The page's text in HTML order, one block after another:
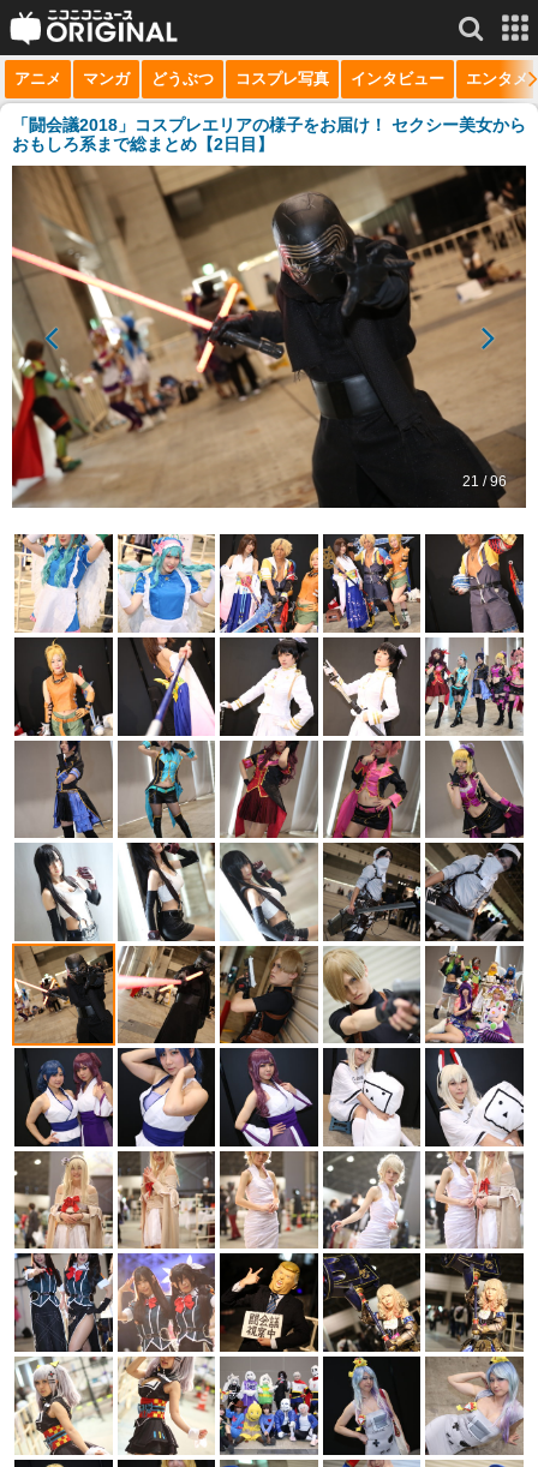
サービス一覧 もっと見る
niconico
動画
生放送
ニュース
チャンネル
マンガ
ニコニコQ
アニメ マンガ どうぶつ コスプレ写真 インタビュー エンタメ
「闘会議2018」コスプレエリアの様子をお届け！ セクシー美女から
おもしろ系まで総まとめ【2日目】
21 / 96